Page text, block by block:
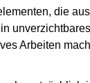
die
Arbeiten